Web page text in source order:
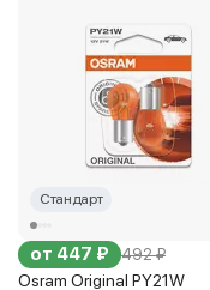
Стандарт
от 447 ₽ 492 ₽
Osram Original PY21W